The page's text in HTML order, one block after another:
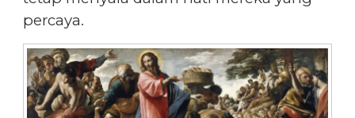
percaya.